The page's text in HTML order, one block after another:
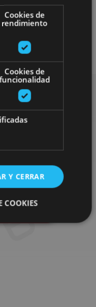
completar tu viaje en
y los eventos más
Cookies de
rendimiento
Cookies de
Y CERRAR
COOKIES